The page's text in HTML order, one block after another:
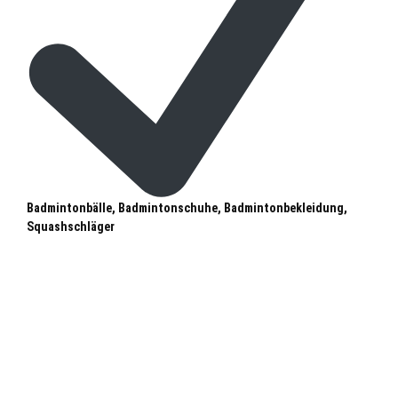
Badmintonbälle, Badmintonschuhe, Badmintonbekleidung,
Squashschläger